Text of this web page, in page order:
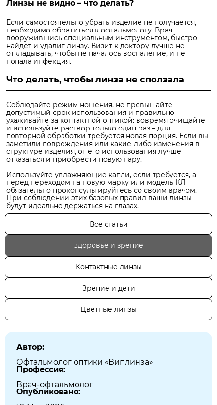
Линзы не видно – что делать?
Если самостоятельно убрать изделие не получается,
необходимо обратиться к офтальмологу. Врач,
вооружившись специальным инструментом, быстро
найдет и удалит линзу. Визит к доктору лучше не
откладывать, чтобы не началось воспаление, и не
попала инфекция.
Что делать, чтобы линза не сползала
Соблюдайте режим ношения, не превышайте
допустимый срок использования и правильно
ухаживайте за контактной оптикой: вовремя очищайте
и используйте раствор только один раз – для
повторной обработки требуется новая порция. Если вы
заметили повреждения или какие-либо изменения в
структуре изделия, от его использования лучше
отказаться и приобрести новую пару.
Используйте увлажняющие капли, если требуется, а
перед переходом на новую марку или модель КЛ
обязательно проконсультируйтесь со своим врачом.
При соблюдении этих базовых правил ваши линзы
будут идеально держаться на глазах.
Все статьи
Здоровье и зрение
Контактные линзы
Зрение и дети
Цветные линзы
Автор:
Офтальмолог оптики «Виплинза»
Профессия:
Врач-офтальмолог
Опубликовано: